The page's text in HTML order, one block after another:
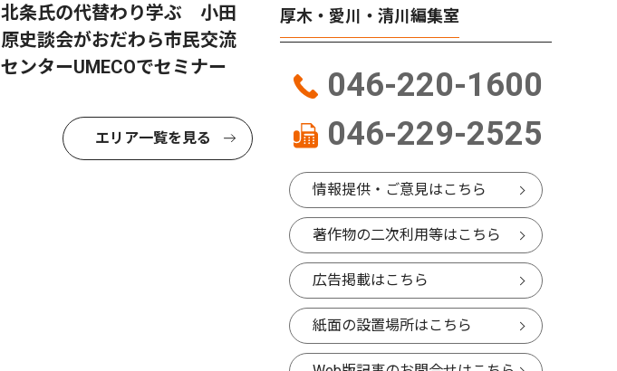
北条氏の代替わり学ぶ 小田
原史談会がおだわら市民交流
センターUMECOでセミナー
エリア一覧を見る
厚木・愛川・清川編集室
046-220-1600
046-229-2525
情報提供・ご意見はこちら
著作物の二次利用等はこちら
広告掲載はこちら
紙面の設置場所はこちら